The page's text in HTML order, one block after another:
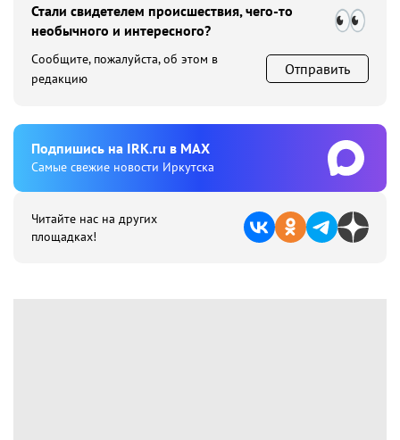
Стали свидетелем происшествия, чего-то
необычного и интересного?
Сообщите, пожалуйста, об этом в
редакцию
Отправить
Подпишиcь на IRK.ru в MAX
Cамые свежие новости Иркутска
Читайте нас на других
площадках!